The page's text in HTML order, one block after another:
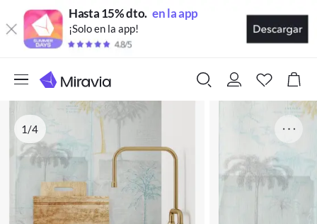
Hasta 15% dto. en la app
¡Solo en la app!
1/4